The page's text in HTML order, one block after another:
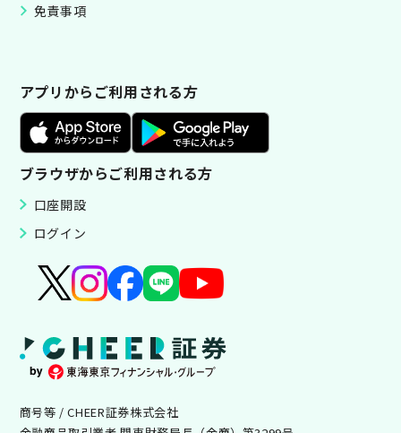
免責事項
アプリからご利用される方
ブラウザからご利用される方
口座開設
ログイン
商号等 / CHEER証券株式会社